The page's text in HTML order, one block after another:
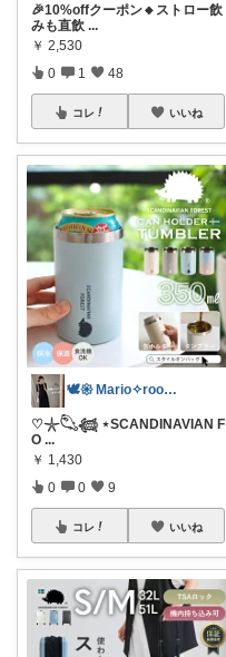
🎉10%offクーポン🔸ストロー飲
みも直飲 ...
￥ 2,530
0 1 48
コレ いいね
🕊𑁍 Mario✧room 𑁍🕊
♡𓇼𓆡𓆉 ⋆SCANDINAVIAN F
O ...
￥ 1,430
0 0 9
コレ いいね